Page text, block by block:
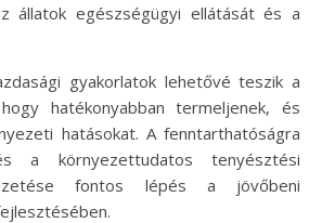
állatok egészségügyi ellátását és a
gyakorlatok lehetővé teszik a
hatékonyabban termeljenek, és
hatásokat. A fenntarthatóságra
a környezettudatos tenyésztési
fontos lépés a jövőbeni